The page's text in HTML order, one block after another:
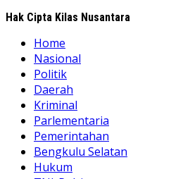
Hak Cipta Kilas Nusantara
Home
Nasional
Politik
Daerah
Kriminal
Parlementaria
Pemerintahan
Bengkulu Selatan
Hukum